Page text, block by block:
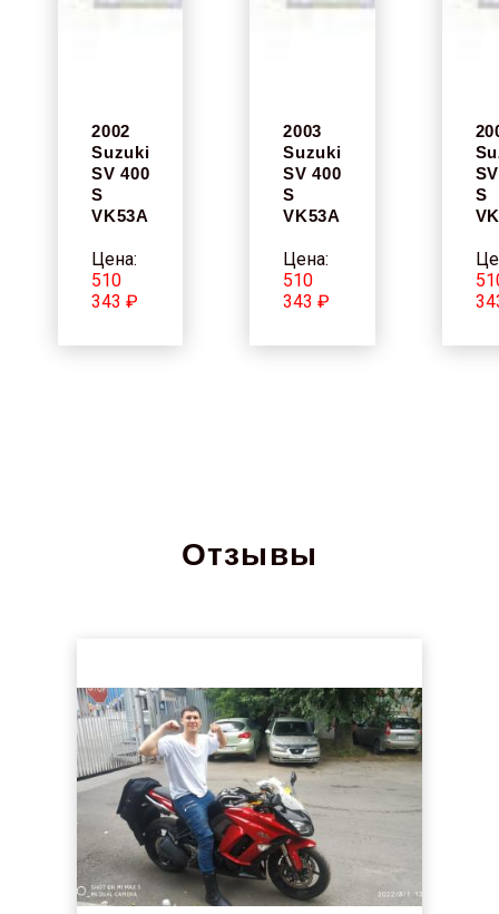
2002
Suzuki
SV 400
S
VK53A
Цена:
510
343 ₽
2003
Suzuki
SV 400
S
VK53A
Цена:
510
343 ₽
S
Отзывы